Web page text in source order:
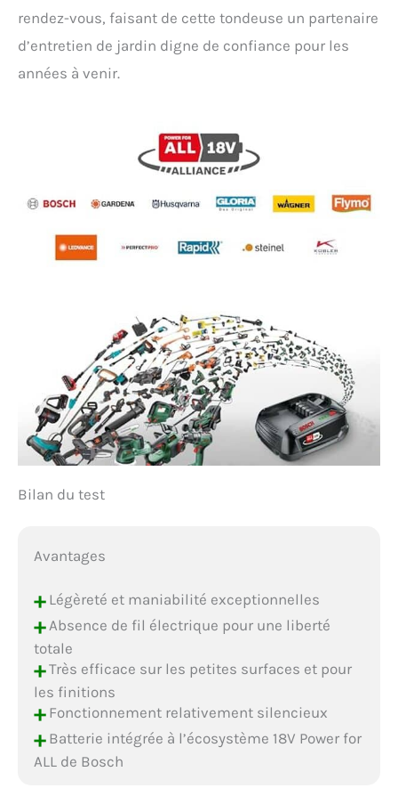
rendez-vous, faisant de cette tondeuse un partenaire
d’entretien de jardin digne de confiance pour les
années à venir.
Bilan du test
Avantages
+Légèreté et maniabilité exceptionnelles
+Absence de fil électrique pour une liberté
totale
+Très efficace sur les petites surfaces et pour
les finitions
+Fonctionnement relativement silencieux
+Batterie intégrée à l’écosystème 18V Power for
ALL de Bosch